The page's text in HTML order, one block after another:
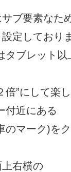
ブ要素なた
定しており
タブレット以
倍”にして楽
付近にある
のマーク)を
右横の